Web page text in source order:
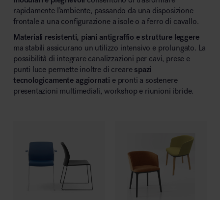
rapidamente l’ambiente, passando da una disposizione
frontale a una configurazione a isole o a ferro di cavallo.
Materiali resistenti, piani antigraffio e strutture leggere
ma stabili assicurano un utilizzo intensivo e prolungato. La
possibilità di integrare canalizzazioni per cavi, prese e
punti luce permette inoltre di creare spazi
tecnologicamente aggiornati e pronti a sostenere
presentazioni multimediali, workshop e riunioni ibride.